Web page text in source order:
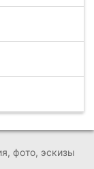
фото, эскизы